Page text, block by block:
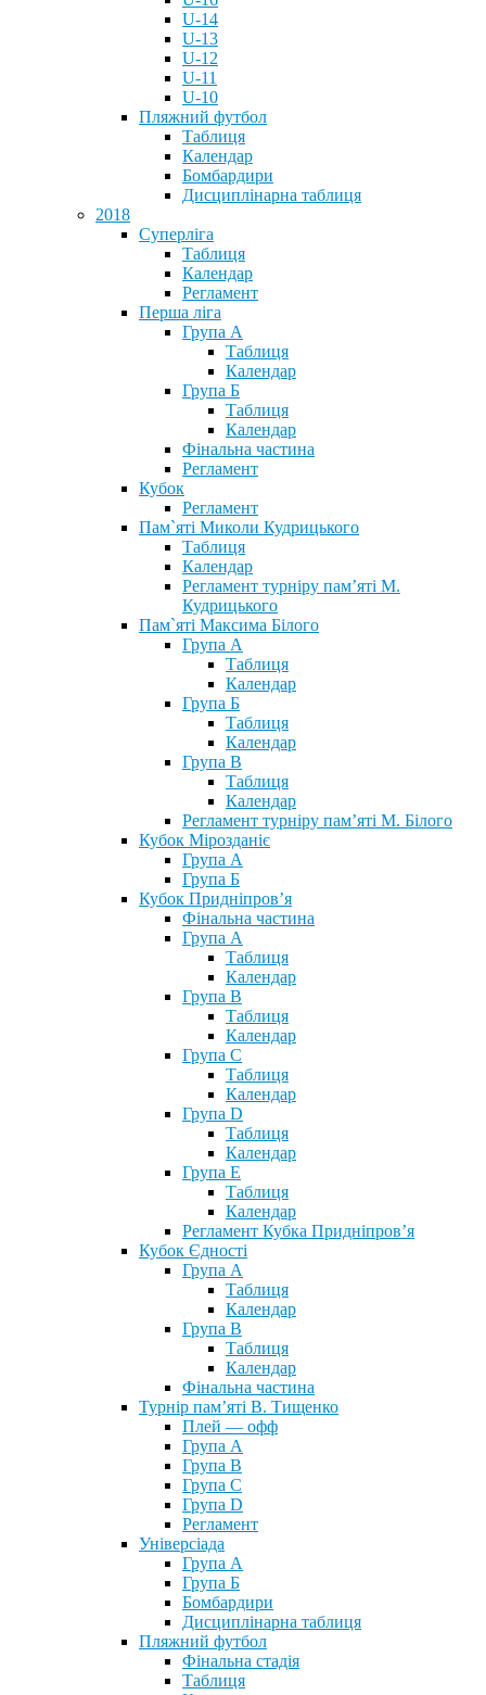
U-14
U-13
U-12
U-11
U-10
Пляжний футбол
Таблиця
Календар
Бомбардири
Дисциплінарна таблиця
2018
Суперліга
Таблиця
Календар
Регламент
Перша ліга
Група А
Таблиця
Календар
Група Б
Таблиця
Календар
Фінальна частина
Регламент
Кубок
Регламент
Пам`яті Миколи Кудрицького
Таблиця
Календар
Регламент турніру пам’яті М.
Кудрицького
Пам`яті Максима Білого
Група А
Таблиця
Календар
Група Б
Таблиця
Календар
Група В
Таблиця
Календар
Регламент турніру пам’яті М. Білого
Кубок Мірозданіє
Група А
Група Б
Кубок Придніпров’я
Фінальна частина
Група А
Таблиця
Календар
Група В
Таблиця
Календар
Група С
Таблиця
Календар
Група D
Таблиця
Календар
Група Е
Таблиця
Календар
Регламент Кубка Придніпров’я
Кубок Єдності
Група А
Таблиця
Календар
Група В
Таблиця
Календар
Фінальна частина
Турнір пам’яті В. Тищенко
Плей — офф
Група А
Група B
Група С
Група D
Регламент
Універсіада
Група А
Група Б
Бомбардири
Дисциплінарна таблиця
Пляжний футбол
Фінальна стадія
Таблиця